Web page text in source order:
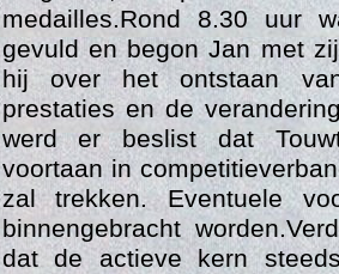
medailles.Rond 8.30 uur
gevuld en begon Jan met
hij over het ontstaan
prestaties en de
werd er beslist dat
voortaan in
zal trekken. Eventuele
binnengebracht
dat de actieve kern